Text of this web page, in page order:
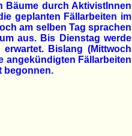
Bäume durch AktivistInnen
geplanten Fällarbeiten im
am selben Tag sprachen
aus. Bis Dienstag werde
Bislang (Mittwoch
angekündigten Fällarbeiten
begonnen.